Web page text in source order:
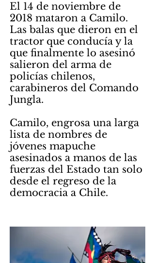
El 14 de noviembre de
2018 mataron a Camilo.
Las balas que dieron en el
tractor que conducía y la
que finalmente lo asesinó
salieron del arma de
policías chilenos,
carabineros del Comando
Jungla.
Camilo, engrosa una larga
lista de nombres de
jóvenes mapuche
asesinados a manos de las
fuerzas del Estado tan solo
desde el regreso de la
democracia a Chile.